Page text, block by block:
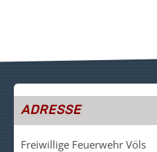
ADRESSE
Freiwillige Feuerwehr Völs